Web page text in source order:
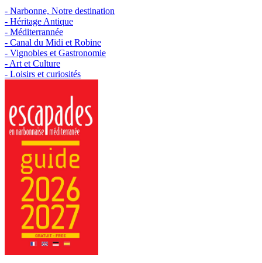
- Narbonne, Notre destination
- Héritage Antique
- Méditerrannée
- Canal du Midi et Robine
- Vignobles et Gastronomie
- Art et Culture
- Loisirs et curiosités